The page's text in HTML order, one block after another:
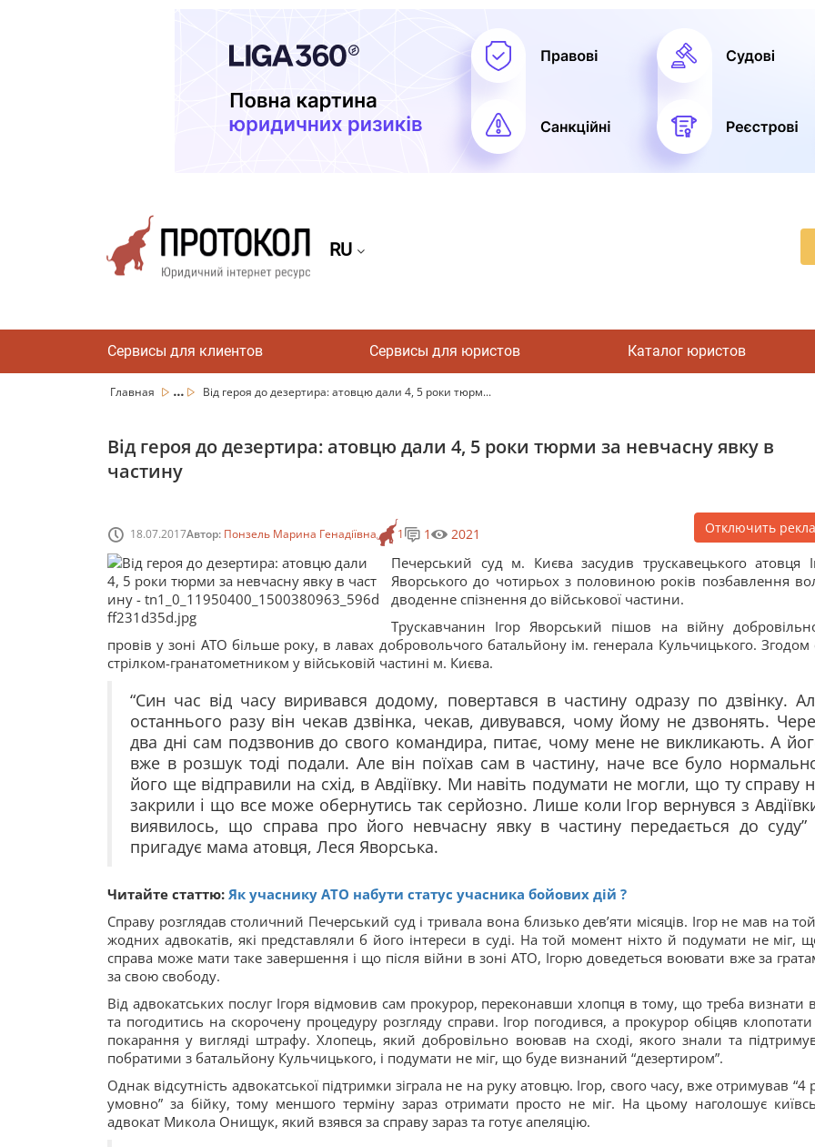
RU
Сервисы для клиентов Сервисы для юристов Каталог юристов
Главная ... Від героя до дезертира: атовцю дали 4, 5 роки тюрм...
Від героя до дезертира: атовцю дали 4, 5 роки тюрми за невчасну явку в
частину
18.07.2017Автор: Понзель Марина Генадіївна 1 1 2021 Отключить
Печерський суд м. Києва засудив трускавецького атовця
Яворського до чотирьох з половиною років позбавлення
дводенне спізнення до військової частини.
Трускавчанин Ігор Яворський пішов на війну
провів у зоні АТО більше року, в лавах добровольчого батальйону ім. генерала Кульчицького. Згодом
стрілком-гранатометником у військовій частині м. Києва.
“Син час від часу виривався додому, повертався в частину одразу по дзвінку.
останнього разу він чекав дзвінка, чекав, дивувався, чому йому не дзвонять.
два дні сам подзвонив до свого командира, питає, чому мене не викликають. А
вже в розшук тоді подали. Але він поїхав сам в частину, наче все було
його ще відправили на схід, в Авдіївку. Ми навіть подумати не могли, що ту справу
закрили і що все може обернутись так серйозно. Лише коли Ігор вернувся з
виявилось, що справа про його невчасну явку в частину передається до суду”
пригадує мама атовця, Леся Яворська.
Читайте статтю: Як учаснику АТО набути статус учасника бойових дій ?
Справу розглядав столичний Печерський суд і тривала вона близько дев’яти місяців. Ігор не мав на
жодних адвокатів, які представляли б його інтереси в суді. На той момент ніхто й подумати не міг,
справа може мати таке завершення і що після війни в зоні АТО, Ігорю доведеться воювати вже за
за свою свободу.
Від адвокатських послуг Ігоря відмовив сам прокурор, переконавши хлопця в тому, що треба визнати
та погодитись на скорочену процедуру розгляду справи. Ігор погодився, а прокурор обіцяв
покарання у вигляді штрафу. Хлопець, який добровільно воював на сході, якого знали та
побратими з батальйону Кульчицького, і подумати не міг, що буде визнаний “дезертиром”.
Однак відсутність адвокатської підтримки зіграла не на руку атовцю. Ігор, свого часу, вже отримував “4
умовно” за бійку, тому меншого терміну зараз отримати просто не міг. На цьому наголошує
адвокат Микола Онищук, який взявся за справу зараз та готує апеляцію.